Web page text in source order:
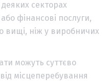
деяких секторах
фінансові послуги,
вищі, ніж у виробничих
можуть суттєво
місцеперебування